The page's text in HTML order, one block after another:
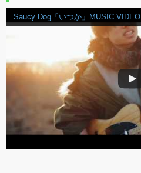
Saucy Dog「いつか」MUSIC VIDEO